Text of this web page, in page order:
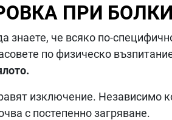
ПРИ
знаете, че всяко по-
по физическо
изключение. Независимо
с постепенно загряване.